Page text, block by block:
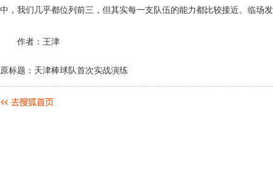
中，我们几乎都位列前三，但其实每一支队伍的能力都比较接近。临场
作者：王津
原标题：天津棒球队首次实战演练